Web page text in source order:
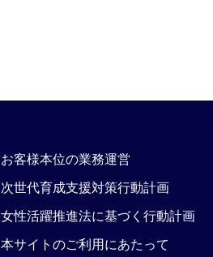
お客様本位の業務運営
次世代育成支援対策行動計画
女性活躍推進法に基づく行動計画
本サイトのご利用にあたって